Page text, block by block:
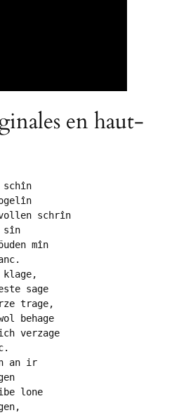
en haut-
schrîn
sîn
mîn
sage
trage,
behage
verzage
an ir
lone